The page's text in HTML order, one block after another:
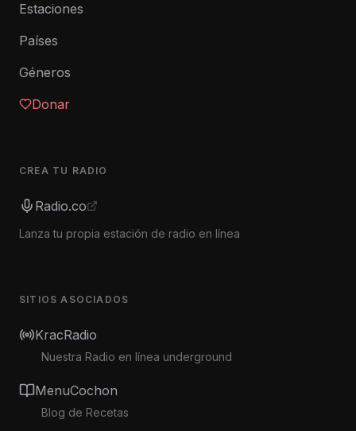
Estaciones
Países
Géneros
Donar
CREA TU RADIO
Radio.co
Lanza tu propia estación de radio en línea
SITIOS ASOCIADOS
KracRadio
Nuestra Radio en línea underground
MenuCochon
Blog de Recetas